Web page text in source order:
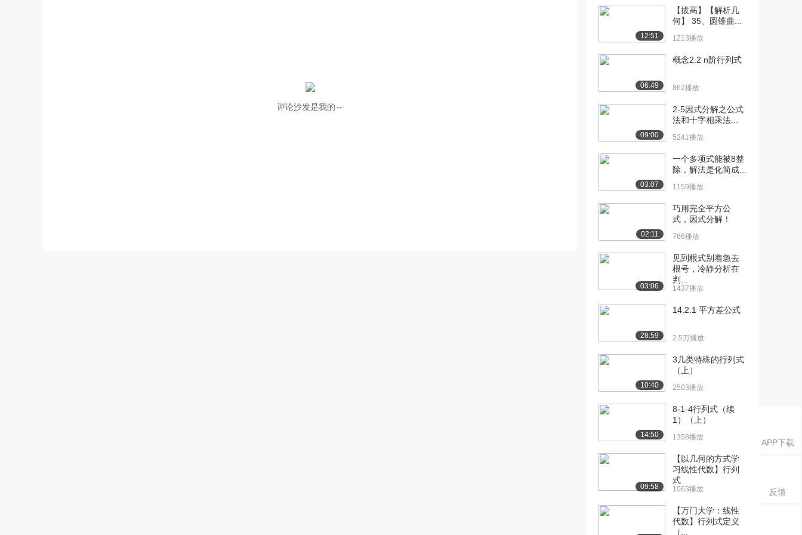
APP下载
反馈
评论沙发是我的～
[13] 向量范例
14.9万播放
25:32
[14] 直线的参数表示
15:45
[17] 线性无关的进一步介
17:37
[18] 线性无关的相关例题
10.8万播放
16:52
[19] 线性子空间
[20] 线性代数——子空间
18:59
[22] 向量点积的性质及证
10:44
[23] 不等式的证明
9.6万播放
16:54
[24] 三角不等式
[25] 向量夹角的定义 25:10
[26] R3中由点与法向量定
13:52
12:51
【拔高】【解析几
何】 35、圆锥曲...
1213播放
06:49
概念2.2 n阶行列式
862播放
09:00
2-5因式分解之公式
法和十字相乘法...
5241播放
03:07
一个多项式能被8整
除，解法是化简成...
1159播放
02:11
巧用完全平方公
式，因式分解！
766播放
03:06
见到根式别着急去
根号，冷静分析在
判...
1437播放
28:59
14.2.1 平方差公式
2.5万播放
10:40
3几类特殊的行列式
（上）
2503播放
14:50
8-1-4行列式（续
1）（上）
1358播放
09:58
【以几何的方式学
习线性代数】行列
式
1063播放
【万门大学：线性
代数】行列式定义
（...